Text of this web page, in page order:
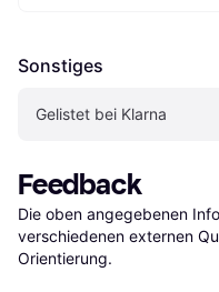
Sonstiges
Gelistet bei Klarna
Feedback
Die oben angegebenen
verschiedenen externen
Orientierung.